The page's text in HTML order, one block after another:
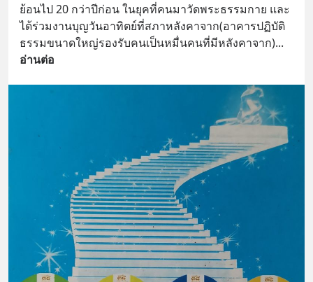
ย้อนไป 20 กว่าปีก่อน ในยุคที่คนมาวัดพระธรรมกาย และ
ได้ร่วมงานบุญวันอาทิตย์ที่สภาหลังคาจาก(อาคารปฏิบัติ
ธรรมขนาดใหญ่รองรับคนเป็นหมื่นคนที่มีหลังคาจาก)
อ่านต่อ